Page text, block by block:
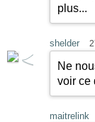
plus...
shelder
Ne
voir ce
maitrelink